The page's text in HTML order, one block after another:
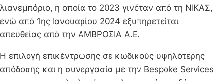
λιανεμπόριο, η οποία το 2023 γινόταν από τη ΝΙΚΑΣ,
ενώ από 1ης Ιανουαρίου 2024 εξυπηρετείται
απευθείας από την ΑΜΒΡΟΣΙΑ A.E.
Η επιλογή επικέντρωσης σε κωδικούς υψηλότερης
απόδοσης και η συνεργασία με την Bespoke Services